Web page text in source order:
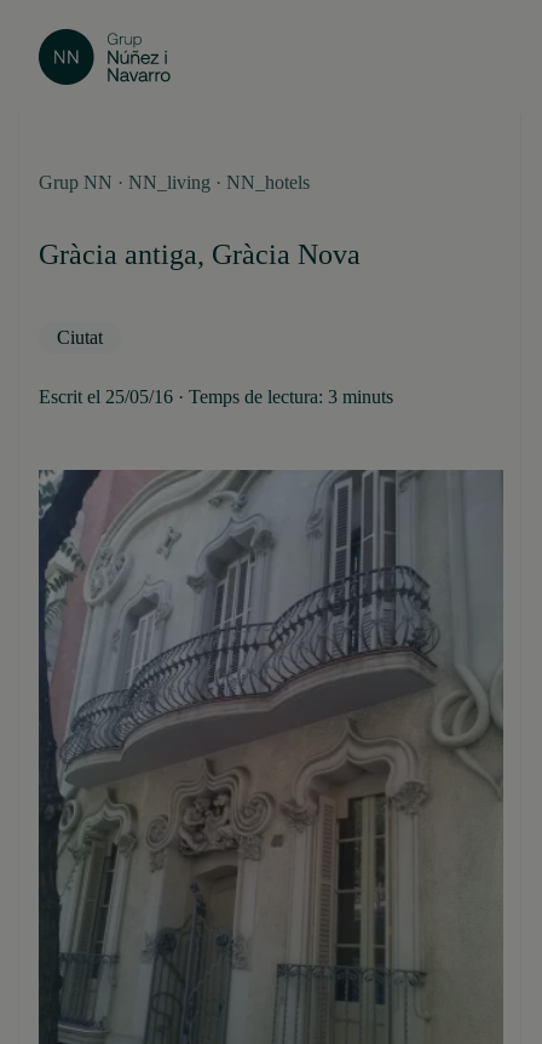
Grup NN · NN_living · NN_hotels
Gràcia antiga, Gràcia Nova
Ciutat
Escrit el 25/05/16 · Temps de lectura: 3 minuts